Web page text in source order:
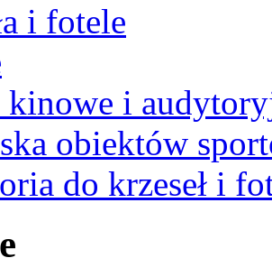
i fotele
kinowe i
obiektów
do krzeseł i